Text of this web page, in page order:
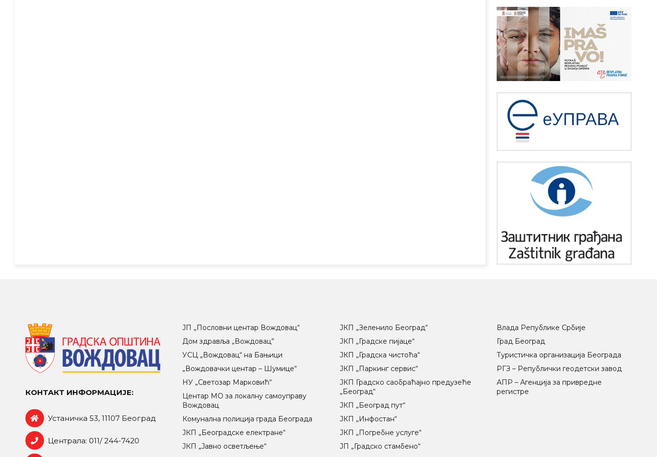
КОНТАКТ ИНФОРМАЦИЈЕ:
Устаничка 53, 11107 Београд
Централа: 011/ 244-7420
ЈП „Пословни центар Вождовац“
Дом здравља „Вождовац”
УСЦ „Вождовац“ на Бањици
„Вождовачки центар – Шумице“
НУ „Светозар Марковић“
Центар МO за локалну самоуправу
Вождовац
Комунална полиција града Београда
ЈКП „Београдске електране“
ЈКП „Јавно осветљење“
ЈКП „Зеленило Београд“
ЈКП „Градске пијаце“
ЈКП „Градска чистоћа“
ЈКП „Паркинг сервис“
ЈКП Градско саобраћајно предузеће
„Београд“
ЈКП „Београд пут“
ЈКП „Инфостан“
ЈКП „Погребне услуге“
ЈП „Градско стамбено“
Влада Републике Србије
Град Београд
Туристичка организација Београда
РГЗ – Републички геодетски завод
АПР – Агенција за привредне
регистре